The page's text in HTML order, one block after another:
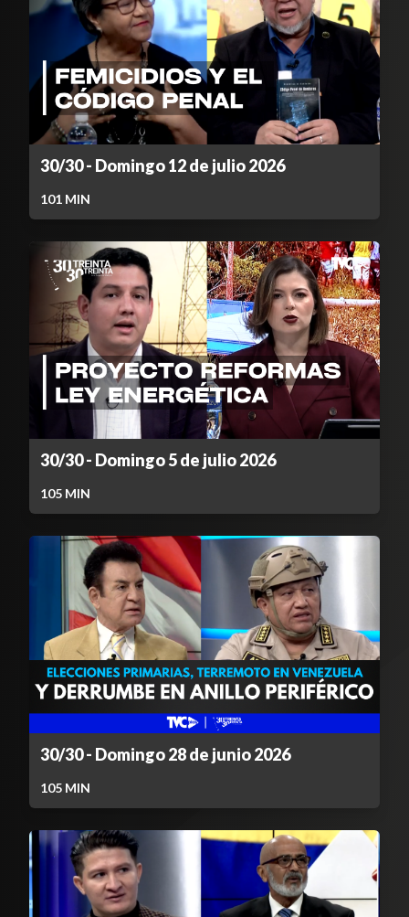
30/30 - Domingo 12 de julio 2026
101 MIN
30/30 - Domingo 5 de julio 2026
105 MIN
30/30 - Domingo 28 de junio 2026
105 MIN